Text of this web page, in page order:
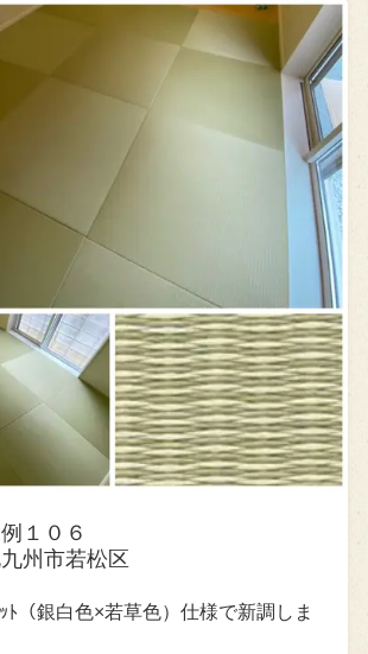
１０６
州市若松区
ﾄ（銀白色×若草色）仕様で新調しま